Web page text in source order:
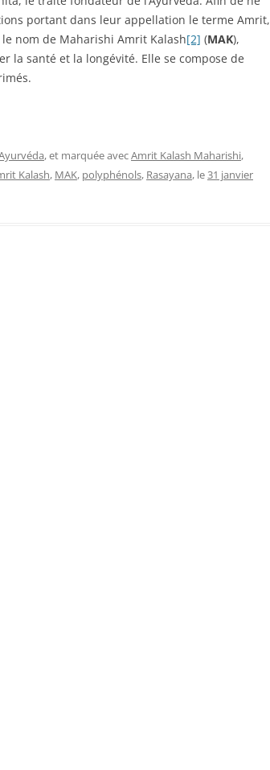
portant dans leur appellation le terme Amrit,
nom de Maharishi Amrit Kalash[2] (MAK),
la santé et la longévité. Elle se compose de
, et marquée avecAmrit Kalash Maharishi,
Kalash, MAK, polyphénols, Rasayana, le31 janvier